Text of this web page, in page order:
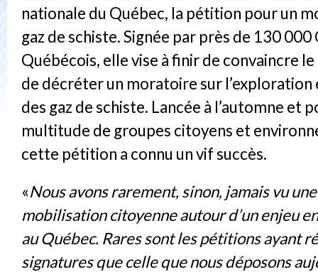
nationale du Québec, la pétition pour un
gaz de schiste. Signée par près de 130
Québécois, elle vise à finir de convaincre
de décréter un moratoire sur l’exploration
des gaz de schiste. Lancée à l’automne et
multitude de groupes citoyens et
cette pétition a connu un vif succès.
«Nous avons rarement, sinon, jamais vu
mobilisation citoyenne autour d’un enjeu
au Québec. Rares sont les pétitions ayant
signatures que celle que nous déposons